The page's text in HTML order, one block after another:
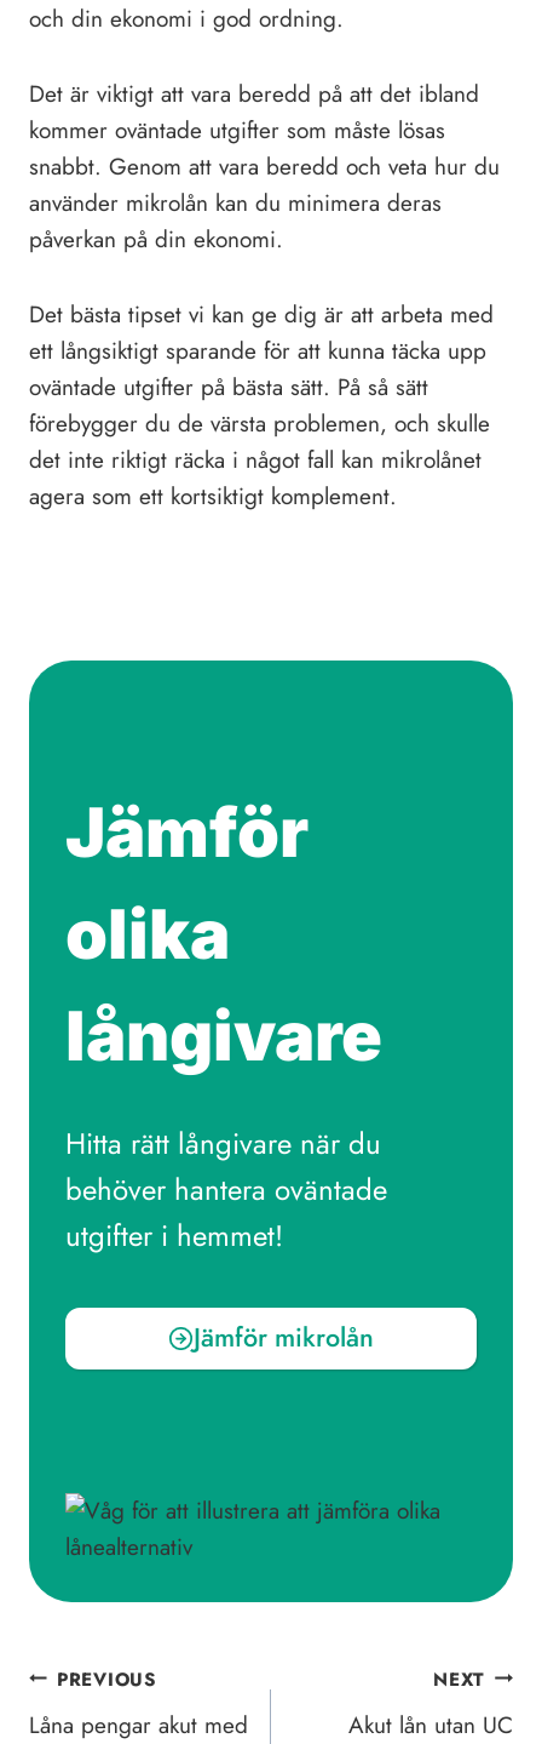
och din ekonomi i god ordning.
Det är viktigt att vara beredd på att det ibland
kommer oväntade utgifter som måste lösas
snabbt. Genom att vara beredd och veta hur du
använder mikrolån kan du minimera deras
påverkan på din ekonomi.
Det bästa tipset vi kan ge dig är att arbeta med
ett långsiktigt sparande för att kunna täcka upp
oväntade utgifter på bästa sätt. På så sätt
förebygger du de värsta problemen, och skulle
det inte riktigt räcka i något fall kan mikrolånet
agera som ett kortsiktigt komplement.
Jämför
olika
långivare
Hitta rätt långivare när du
behöver hantera oväntade
utgifter i hemmet!
Jämför mikrolån
Inläggsnavigering
PREVIOUS
Låna pengar akut med
NEXT
Akut lån utan UC